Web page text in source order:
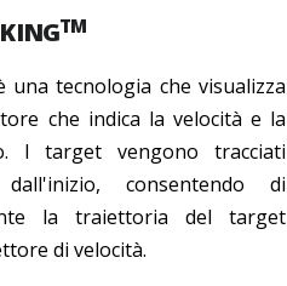
TM
tecnologia che visualizza
che indica la velocità e la
I target vengono tracciati
consentendo di
la traiettoria del target
di velocità.